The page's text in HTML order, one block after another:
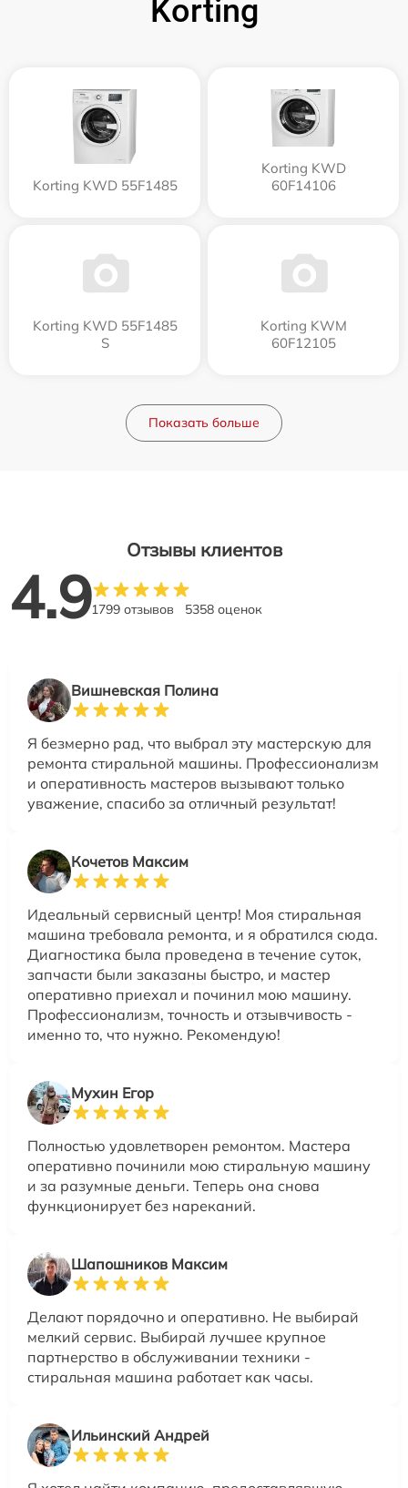
Korting
Korting KWD 55F1485
Korting KWD
60F14106
Korting KWD 55F1485
S
Korting KWM
60F12105
Показать больше
Отзывы клиентов
4.91799 отзывов 5358 оценок
Вишневская Полина
Я безмерно рад, что выбрал эту мастерскую для
ремонта стиральной машины. Профессионализм
и оперативность мастеров вызывают только
уважение, спасибо за отличный результат!
Кочетов Максим
Идеальный сервисный центр! Моя стиральная
машина требовала ремонта, и я обратился сюда.
Диагностика была проведена в течение суток,
запчасти были заказаны быстро, и мастер
оперативно приехал и починил мою машину.
Профессионализм, точность и отзывчивость -
именно то, что нужно. Рекомендую!
Мухин Егор
Полностью удовлетворен ремонтом. Мастера
оперативно починили мою стиральную машину
и за разумные деньги. Теперь она снова
функционирует без нареканий.
Шапошников Максим
Делают порядочно и оперативно. Не выбирай
мелкий сервис. Выбирай лучшее крупное
партнерство в обслуживании техники -
стиральная машина работает как часы.
Ильинский Андрей